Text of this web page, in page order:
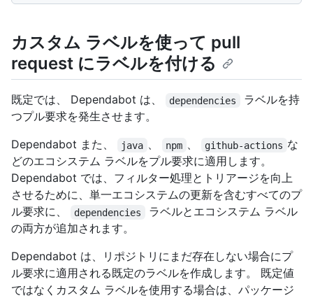
カスタム ラベルを使って pull
request にラベルを付ける
既定では、 Dependabot は、 dependencies
ラベルを持
つプル要求を発生させます。
Dependabot また、
java 、 npm 、 github-actions な
どのエコシステム ラベルをプル要求に適用します。
Dependabot では、フィルター処理とトリアージを向上
させるために、単一エコシステムの更新を含むすべてのプ
ル要求に、
dependencies
ラベルとエコシステム ラベル
の両方が追加されます。
Dependabot は、リポジトリにまだ存在しない場合にプ
ル要求に適用される既定のラベルを作成します。 既定値
ではなくカスタム ラベルを使用する場合は、パッケージ